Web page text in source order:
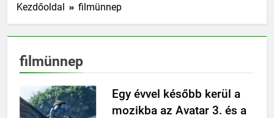
Kezdőoldal filmünnep
filmünnep
Egy évvel később kerül a
mozikba az Avatar 3. és a